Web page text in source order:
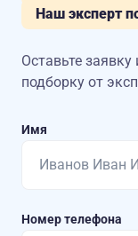
Наш эксперт
Оставьте
подборку от
Имя
Номер телефона